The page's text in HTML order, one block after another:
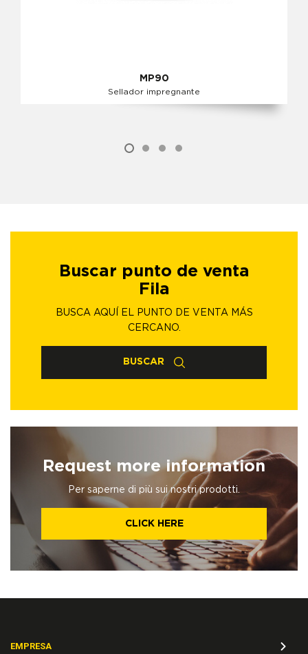
MP90
Sellador impregnante
Buscar punto de venta
Fila
BUSCA AQUÍ EL PUNTO DE VENTA MÁS
CERCANO.
BUSCAR
Request more information
Per saperne di più sui nostri prodotti.
CLICK HERE
EMPRESA